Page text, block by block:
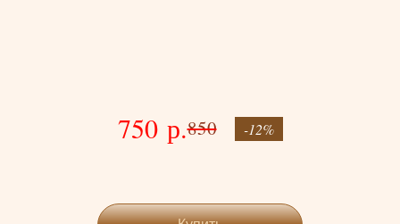
850 -12%
750 р.